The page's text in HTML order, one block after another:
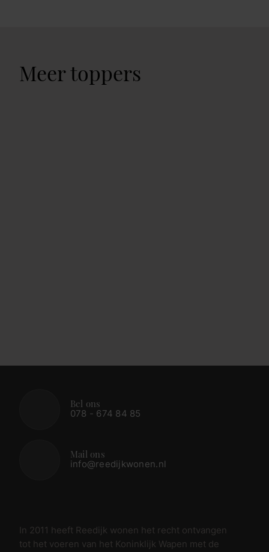
Meer toppers
Bel ons
078 - 674 84 85
Mail ons
info@reedijkwonen.nl
In 2011 heeft Reedijk wonen het recht ontvangen
tot het voeren van het Koninklijk Wapen met de